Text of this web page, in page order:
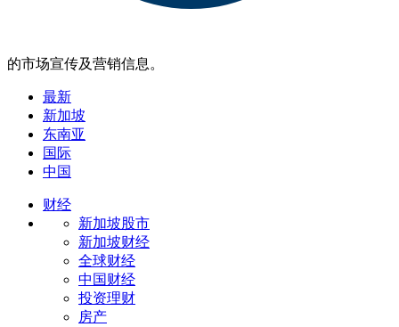
的市场宣传及营销信息。
最新
新加坡
东南亚
国际
中国
财经
新加坡股市
新加坡财经
全球财经
中国财经
投资理财
房产